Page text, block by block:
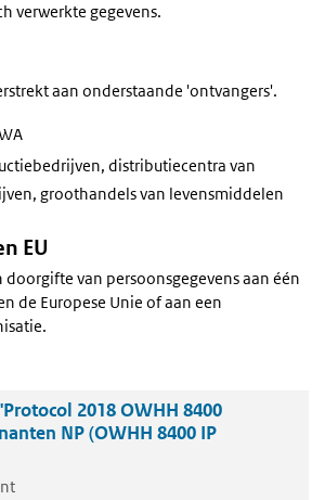
verwerkte gegevens.
aan onderstaande 'ontvangers'.
distributiecentra van
groothandels van levensmiddelen
EU
doorgifte van persoonsgegevens aan één
de Europese Unie of aan een
2018 OWHH 8400
NP (OWHH 8400 IP